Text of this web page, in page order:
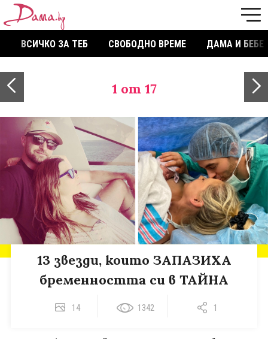
ВСИЧКО ЗА ТЕБ СВОБОДНО ВРЕМЕ ДАМА И БЕБЕ
1 от 17
13 звезди, които ЗАПАЗИХА
бременността си в ТАЙНА
14 1342 1